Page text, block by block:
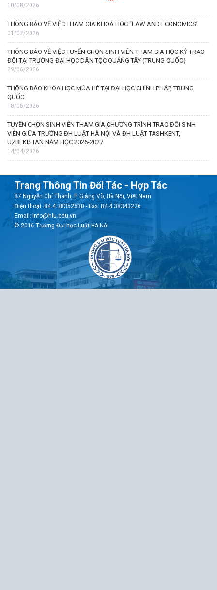
10/08/2026
THÔNG BÁO VỀ VIỆC THAM GIA KHOÁ HỌC “LAW AND ECONOMICS’
01/07/2026
THÔNG BÁO VỀ VIỆC TUYỂN CHỌN SINH VIÊN THAM GIA HỌC KỲ TRAO
ĐỔI TẠI TRƯỜNG ĐẠI HỌC DÂN TỘC QUẢNG TÂY (TRUNG QUỐC)
29/06/2026
THÔNG BÁO KHÓA HỌC MÙA HÈ TẠI ĐẠI HỌC CHÍNH PHÁP, TRUNG
QUỐC
18/05/2026
TUYỂN CHỌN SINH VIÊN THAM GIA CHƯƠNG TRÌNH TRAO ĐỔI SINH
VIÊN GIỮA TRƯỜNG ĐH LUẬT HÀ NỘI VÀ ĐH LUẬT TASHKENT,
UZBEKISTAN NĂM HỌC 2026-2027
14/04/2026
Trang Thông Tin Đối Tác - Hợp Tác
87 Nguyễn Chí Thanh, P. Giảng Võ, Hà Nội, Việt Nam
Điện thoại: 84.4.38352630 - Fax: 84.4.38343226
Email: info@hlu.edu.vn
© 2016 Trường Đại học Luật Hà Nội